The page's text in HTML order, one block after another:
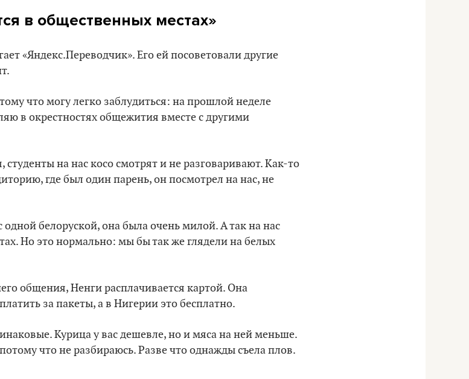
в общественных местах»
«Яндекс.Переводчик». Его ей посоветовали другие
что могу легко заблудиться: на прошлой неделе
в окрестностях общежития вместе с другими
на нас косо смотрят и не разговаривают. Как-то
где был один парень, он посмотрел на нас, не
одной белоруской, она была очень милой. А так на нас
Но это нормально: мы бы так же глядели на белых
общения, Ненги расплачивается картой. Она
за пакеты, а в Нигерии это бесплатно.
Курица у вас дешевле, но и мяса на ней меньше.
что не разбираюсь. Разве что однажды съела плов.